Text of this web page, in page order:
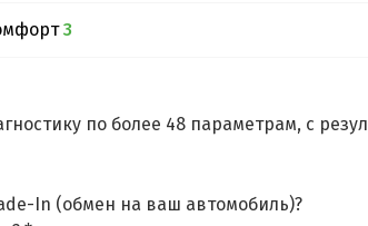
3
по более 48 параметрам, с
In (обмен на ваш автомобиль)?